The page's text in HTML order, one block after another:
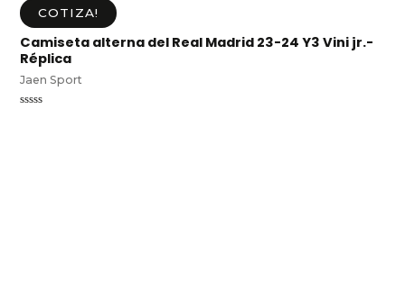
COTIZA!
Camiseta alterna del Real Madrid 23-24 Y3 Vini jr.-
Réplica
Jaen Sport